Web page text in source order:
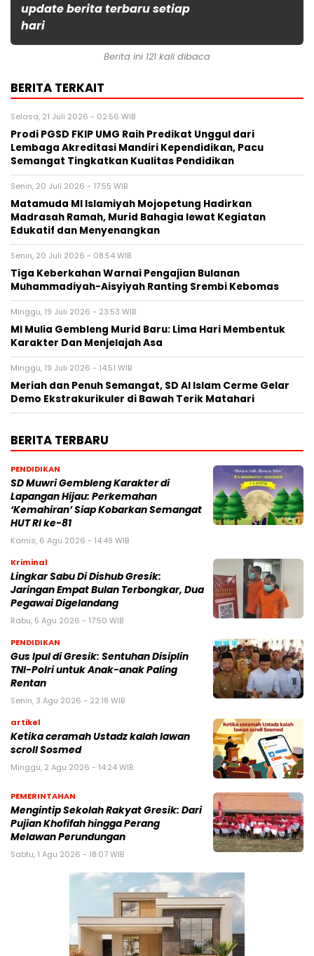
update berita terbaru setiap
hari
Berita ini 121 kali dibaca
BERITA TERKAIT
Selasa, 21 Juli 2026 - 02:56 WIB
Prodi PGSD FKIP UMG Raih Predikat Unggul dari
Lembaga Akreditasi Mandiri Kependidikan, Pacu
Semangat Tingkatkan Kualitas Pendidikan
Senin, 20 Juli 2026 - 17:55 WIB
Matamuda MI Islamiyah Mojopetung Hadirkan
Madrasah Ramah, Murid Bahagia lewat Kegiatan
Edukatif dan Menyenangkan
Senin, 20 Juli 2026 - 08:54 WIB
Tiga Keberkahan Warnai Pengajian Bulanan
Muhammadiyah-Aisyiyah Ranting Srembi Kebomas
Minggu, 19 Juli 2026 - 23:53 WIB
MI Mulia Gembleng Murid Baru: Lima Hari Membentuk
Karakter Dan Menjelajah Asa
Minggu, 19 Juli 2026 - 14:51 WIB
Meriah dan Penuh Semangat, SD Al Islam Cerme Gelar
Demo Ekstrakurikuler di Bawah Terik Matahari
BERITA TERBARU
PENDIDIKAN
SD Muwri Gembleng Karakter di
Lapangan Hijau: Perkemahan
‘Kemahiran’ Siap Kobarkan Semangat
HUT RI ke-81
Kamis, 6 Agu 2026 - 14:49 WIB
Kriminal
Lingkar Sabu Di Dishub Gresik:
Jaringan Empat Bulan Terbongkar, Dua
Pegawai Digelandang
Rabu, 5 Agu 2026 - 17:50 WIB
PENDIDIKAN
Gus Ipul di Gresik: Sentuhan Disiplin
TNI-Polri untuk Anak-anak Paling
Rentan
Senin, 3 Agu 2026 - 22:18 WIB
artikel
Ketika ceramah Ustadz kalah lawan
scroll Sosmed
Minggu, 2 Agu 2026 - 14:24 WIB
PEMERINTAHAN
Mengintip Sekolah Rakyat Gresik: Dari
Pujian Khofifah hingga Perang
Melawan Perundungan
Sabtu, 1 Agu 2026 - 18:07 WIB